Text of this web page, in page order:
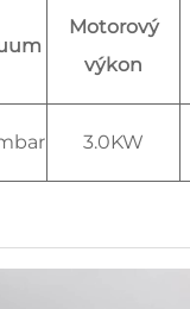
Motorový
výkon
3.0KW